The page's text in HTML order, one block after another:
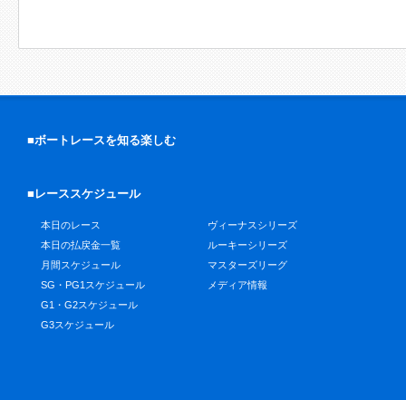
■ボートレースを知る楽しむ
■レーススケジュール
本日のレース
本日の払戻金一覧
月間スケジュール
SG・PG1スケジュール
G1・G2スケジュール
G3スケジュール
ヴィーナスシリーズ
ルーキーシリーズ
マスターズリーグ
メディア情報